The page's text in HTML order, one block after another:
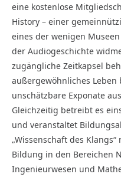
eine kostenlose
History – einer
eines der wenigen
der Audiogeschichte
zugängliche Zeitkapsel
außergewöhnliches
unschätzbare Exponate
Gleichzeitig betreibt es
und veranstaltet
„Wissenschaft des
Bildung in den Bereichen
Ingenieurwesen und